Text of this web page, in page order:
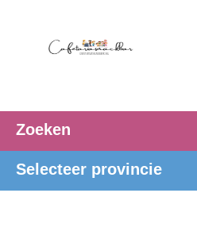
Zoeken
Selecteer provincie